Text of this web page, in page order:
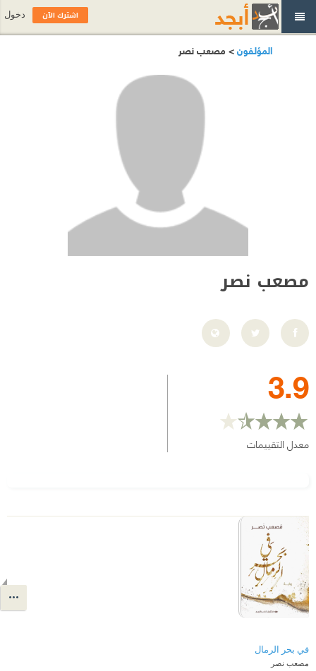
المؤلفون> مصعب نصر
مصعب نصر
3.9
معدل التقييمات
في بحر الرمال
مصعب نصر
اشترك الآن دخول